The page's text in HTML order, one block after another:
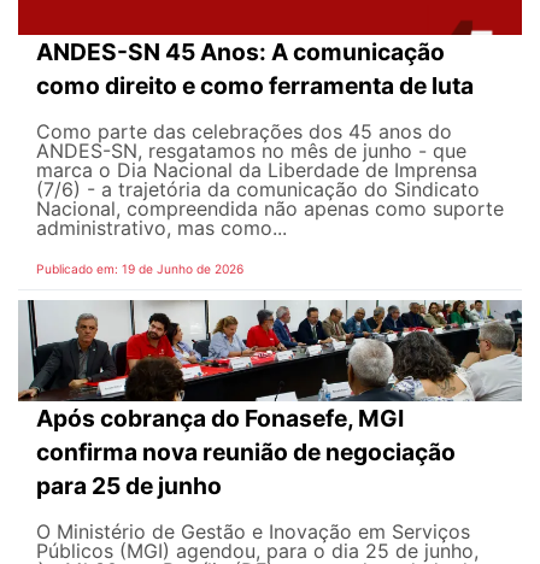
ANDES-SN 45 Anos: A comunicação
como direito e como ferramenta de luta
Como parte das celebrações dos 45 anos do
ANDES-SN, resgatamos no mês de junho - que
marca o Dia Nacional da Liberdade de Imprensa
(7/6) - a trajetória da comunicação do Sindicato
Nacional, compreendida não apenas como suporte
administrativo, mas como...
Publicado em: 19 de Junho de 2026
Após cobrança do Fonasefe, MGI
confirma nova reunião de negociação
para 25 de junho
O Ministério de Gestão e Inovação em Serviços
Públicos (MGI) agendou, para o dia 25 de junho,